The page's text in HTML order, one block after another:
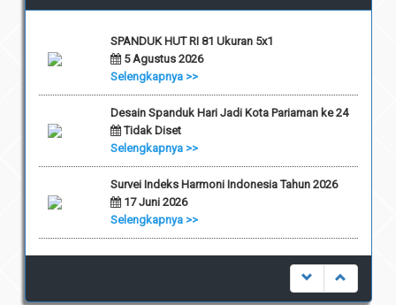
SPANDUK HUT RI 81 Ukuran 5x1
5 Agustus 2026
Selengkapnya >>
Desain Spanduk Hari Jadi Kota Pariaman ke 24
Tidak Diset
Selengkapnya >>
Survei Indeks Harmoni Indonesia Tahun 2026
17 Juni 2026
Selengkapnya >>